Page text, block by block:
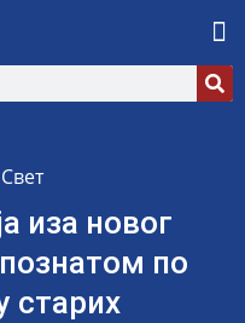
Свет
иза новог
по
старих